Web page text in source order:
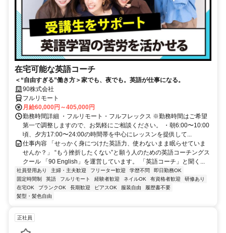
在宅可能な英語コーチ
＜“自由すぎる”働き方＞家でも、夜でも。英語が仕事になる。
90株式会社
フルリモート
月給60,000円～405,000円
勤務時間詳細 ・フルリモート・フルフレックス ※勤務時間はご希望
第一で調整しますので、お気軽にご相談ください。 ・朝6:00〜10:00
頃、夕方17:00〜24:00の時間帯を中心にレッスンを提供して...
仕事内容 「せっかく身につけた英語力、使わないまま眠らせていま
せんか？」 “もう挫折したくない”と願う人のための英語コーチングス
クール 「90 English」を運営しています。 「英語コーチ」と聞く...
社員登用あり 主婦・主夫歓迎 フリーター歓迎 学歴不問
即日勤務OK
固定時間制
英語 フルリモート 経験者歓迎 ネイルOK 有資格者歓迎
研修あり
在宅OK
ブランクOK 長期歓迎 ピアスOK 服装自由
履歴書不要
髪型・髪色自由
正社員